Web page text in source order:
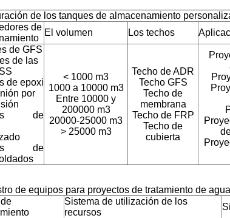
de los tanques de almacenamiento
de
El volumen Los techos
de GFS
de las
SS
de epoxi
por
de
de
< 1000 m3
1000 a 10000 m3
Entre 10000 y
200000 m3
20000-25000 m3
> 25000 m3
Techo de ADR
Techo GFS
Techo de
membrana
Techo de FRP
Techo de
cubierta
de equipos para proyectos de tratamiento de
Sistema de utilización de los
recursos